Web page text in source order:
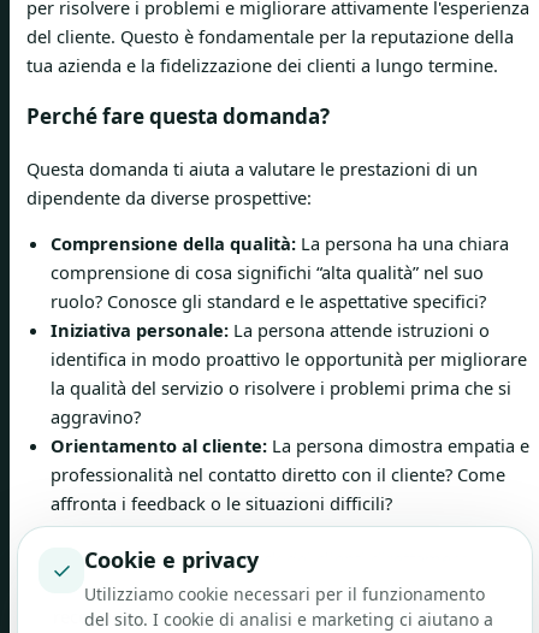
per risolvere i problemi e migliorare attivamente l'esperienza
del cliente. Questo è fondamentale per la reputazione della
tua azienda e la fidelizzazione dei clienti a lungo termine.
Perché fare questa domanda?
Questa domanda ti aiuta a valutare le prestazioni di un
dipendente da diverse prospettive:
Comprensione della qualità: La persona ha una chiara
comprensione di cosa significhi “alta qualità” nel suo
ruolo? Conosce gli standard e le aspettative specifici?
Iniziativa personale: La persona attende istruzioni o
identifica in modo proattivo le opportunità per migliorare
la qualità del servizio o risolvere i problemi prima che si
aggravino?
Orientamento al cliente: La persona dimostra empatia e
professionalità nel contatto diretto con il cliente? Come
affronta i feedback o le situazioni difficili?
Mancia:Integra il feedback dei clienti direttamente
nella preparazione della conversazione. Le citazioni di
recensioni positive o elogi specifici da parte dei clienti
✓ Cookie e privacy
Utilizziamo cookie necessari per il funzionamento
del sito. I cookie di analisi e marketing ci aiutano a